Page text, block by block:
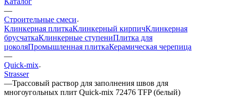
—
Строительные смеси
Клинкерная плиткаКлинкерный кирпичКлинкерная
брусчаткаКлинкерные ступениПлитка для
цоколяПромышленная плиткаКерамическая черепица
—
Quick-mix
Strasser
—Трассовый раствор для заполнения швов для
многоугольных плит Quick-mix 72476 TFP (белый)